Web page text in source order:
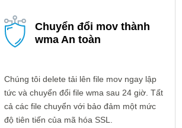
Chuyển đổi mov thành
wma An toàn
Chúng tôi delete tải lên file mov ngay lập
tức và chuyển đổi file wma sau 24 giờ. Tất
cả các file chuyển với bảo đảm một mức
độ tiên tiến của mã hóa SSL.